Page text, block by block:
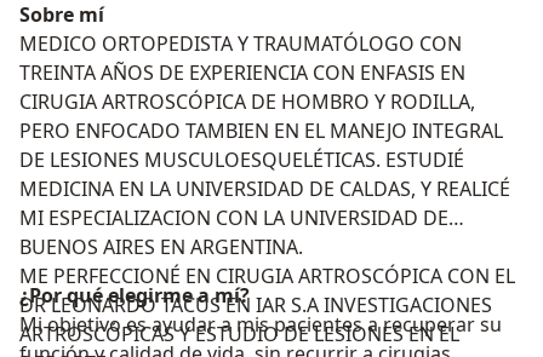
Sobre mí
MEDICO ORTOPEDISTA Y TRAUMATÓLOGO CON
TREINTA AÑOS DE EXPERIENCIA CON ENFASIS EN
CIRUGIA ARTROSCÓPICA DE HOMBRO Y RODILLA,
PERO ENFOCADO TAMBIEN EN EL MANEJO INTEGRAL
DE LESIONES MUSCULOESQUELÉTICAS. ESTUDIÉ
MEDICINA EN LA UNIVERSIDAD DE CALDAS, Y REALICÉ
MI ESPECIALIZACION CON LA UNIVERSIDAD DE
BUENOS AIRES EN ARGENTINA.
ME PERFECCIONÉ EN CIRUGIA ARTROSCÓPICA CON EL
DR LEONARDO TACUS EN IAR S.A INVESTIGACIONES
ARTROSCÓPICAS Y ESTUDIO DE LESIONES EN EL
¿Por qué elegirme a mí?
Mi objetivo es ayudar a mis pacientes a recuperar su